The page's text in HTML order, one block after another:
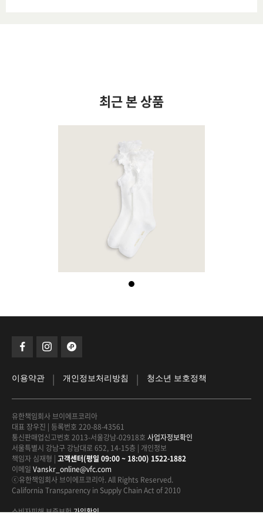
최근 본 상품
이용약관 | 개인정보처리방침 | 청소년 보호정책
유한책임회사 브이에프코리아
대표 장우진 | 등록번호 220-88-43561
통신판매업신고번호 2013-서울강남-02918호 사업자정보확인
서울특별시 강남구 강남대로 652, 14-15층 | 개인정보
책임자 심재형 | 고객센터(평일 09:00 ~ 18:00) 1522-1882
이메일 Vanskr_online@vfc.com
ⓒ유한책임회사 브이에프코리아. All Rights Reserved.
California Transparency in Supply Chain Act of 2010
소비자피해 보증보험가입확인